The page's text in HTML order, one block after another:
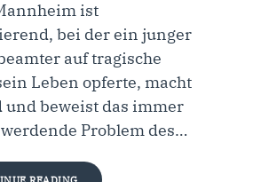
ist
bei der ein junger
auf tragische
Leben opferte, macht
und beweist das immer
Problem des…